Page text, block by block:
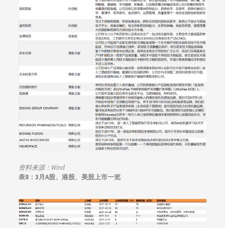
资料来源：Wind
表8：3月A股、港股、美股上市一览